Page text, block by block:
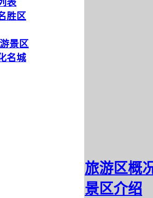
表
胜区
景区
名城
旅游区概
景区介绍